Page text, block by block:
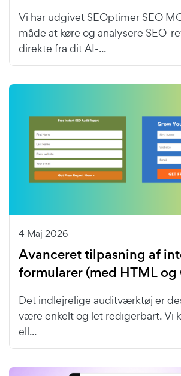
Vi har udgivet SEOptimer SEO
måde at køre og analysere SEO-
direkte fra dit AI-...
4 Maj 2026
Avanceret tilpasning af
formularer (med HTML og
Det indlejrelige auditværktøj er
være enkelt og let redigerbart. Vi
ell...